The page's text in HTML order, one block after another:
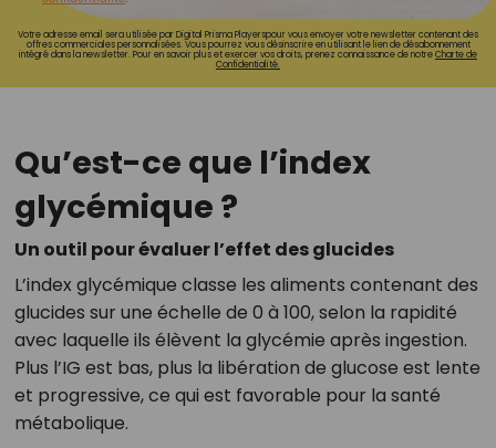
Votre adresse email sera utilisée par Digital Prisma Playerspour vous envoyer votre newsletter contenant des
offres commerciales personnalisées. Vous pourrez vous désinscrire en utilisant le lien de désabonnement
intégré dans la newsletter. Pour en savoir plus et exercer vos droits, prenez connaissance de notreCharte de
Confidentialité.
Qu’est-ce que l’index
glycémique ?
Un outil pour évaluer l’effet des glucides
L’index glycémique classe les aliments contenant des
glucides sur une échelle de 0 à 100, selon la rapidité
avec laquelle ils élèvent la glycémie après ingestion.
Plus l’IG est bas, plus la libération de glucose est lente
et progressive, ce qui est favorable pour la santé
métabolique.